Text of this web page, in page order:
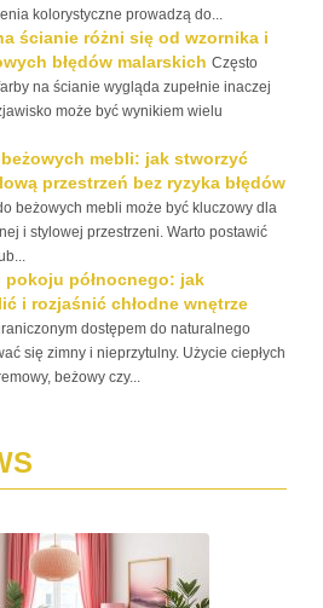
kolorystyczne prowadzą do...
ścianie różni się od wzornika i
błędów malarskich Często
na ścianie wygląda zupełnie inaczej
może być wynikiem wielu
mebli: jak stworzyć
przestrzeń bez ryzyka błędów
beżowych mebli może być kluczowy dla
i stylowej przestrzeni. Warto postawić
pokoju północnego: jak
i rozjaśnić chłodne wnętrze
dostępem do naturalnego
się zimny i nieprzytulny. Użycie ciepłych
beżowy czy...